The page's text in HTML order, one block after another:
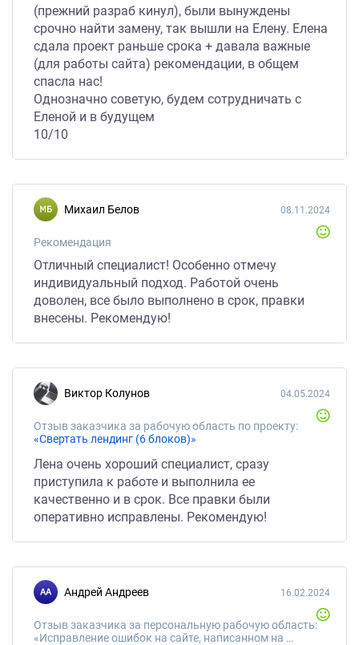
(прежний разраб кинул), были вынуждены
срочно найти замену, так вышли на Елену. Елена
сдала проект раньше срока + давала важные
(для работы сайта) рекомендации, в общем
спасла нас!
Однозначно советую, будем сотрудничать с
Еленой и в будущем
10/10
Михаил Белов
Рекомендация
08.11.2024
Отличный специалист! Особенно отмечу
индивидуальный подход. Работой очень
доволен, все было выполнено в срок, правки
внесены. Рекомендую!
Виктор Колунов
Отзыв заказчика за рабочую область по проекту:
«Свертать лендинг (6 блоков)»
04.05.2024
Лена очень хороший специалист, сразу
приступила к работе и выполнила ее
качественно и в срок. Все правки были
оперативно исправлены. Рекомендую!
Андрей Андреев
Отзыв заказчика за персональную рабочую область:
«Исправление ошибок на сайте, написанном на wordpress»
16.02.2024